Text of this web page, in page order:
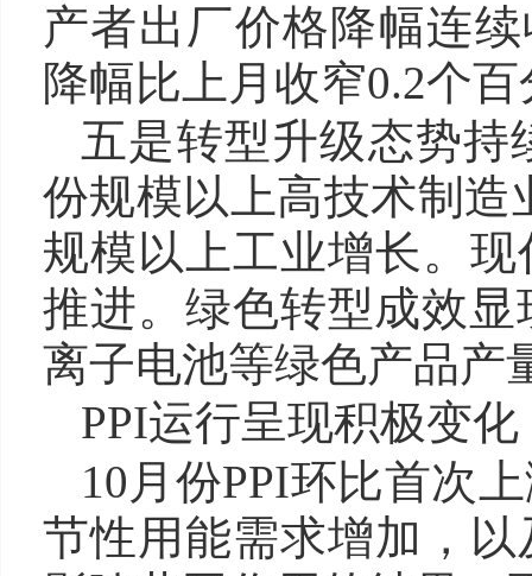
产者出厂价格降幅连
降幅比上月收窄0.2个
五是转型升级态势持
份规模以上高技术制造
规模以上工业增长。
推进。绿色转型成效
离子电池等绿色产品产
PPI运行呈现积极变
10月份PPI环比首次
节性用能需求增加，